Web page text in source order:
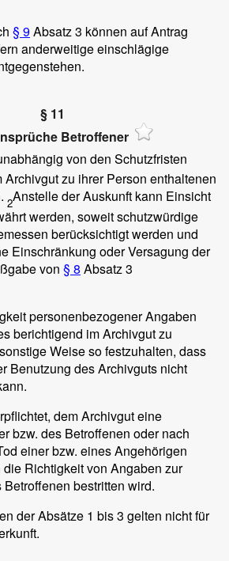
§ 9Absatz 3 können auf Antrag
anderweitige einschlägige
§ 11
Betroffener
von den Schutzfristen
zu ihrer Person enthaltenen
2Anstelle der Auskunft kann Einsicht
werden, soweit schutzwürdige
berücksichtigt werden und
Einschränkung oder Versagung der
von § 8 Absatz 3
personenbezogener Angaben
berichtigend im Archivgut zu
Weise so festzuhalten, dass
Benutzung des Archivguts nicht
dem Archivgut eine
bzw. des Betroffenen oder nach
einer bzw. eines Angehörigen
Richtigkeit von Angaben zur
bestritten wird.
der Absätze 1 bis 3 gelten nicht für